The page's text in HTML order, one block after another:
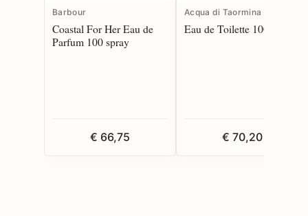
Barbour
Coastal For Her Eau de
Parfum 100 spray
€ 66,75
Acqua di Taormina
Eau de Toilette 100 spray
€ 70,20